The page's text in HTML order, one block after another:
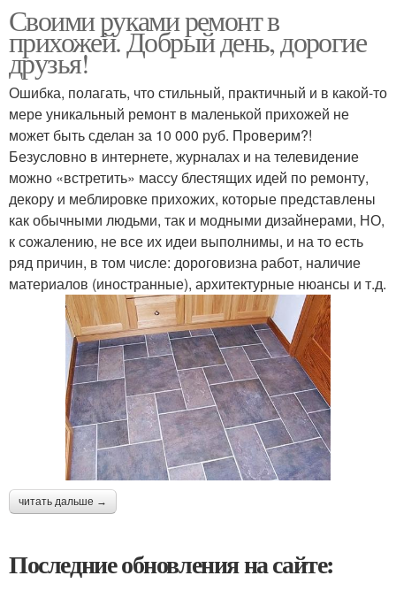
Своими руками ремонт в
прихожей. Добрый день, дорогие
друзья!
Ошибка, полагать, что стильный, практичный и в какой-то
мере уникальный ремонт в маленькой прихожей не
может быть сделан за 10 000 руб. Проверим?!
Безусловно в интернете, журналах и на телевидение
можно «встретить» массу блестящих идей по ремонту,
декору и меблировке прихожих, которые представлены
как обычными людьми, так и модными дизайнерами, НО,
к сожалению, не все их идеи выполнимы, и на то есть
ряд причин, в том числе: дороговизна работ, наличие
материалов (иностранные), архитектурные нюансы и т.д.
читать дальше →
Последние обновления на сайте: